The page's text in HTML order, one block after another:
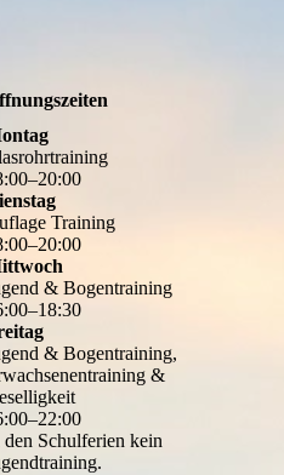
:00–20:00
Training
:00–20:00
& Bogentraining
:00–18:30
& Bogentraining,
&
:00–22:00
den Schulferien kein